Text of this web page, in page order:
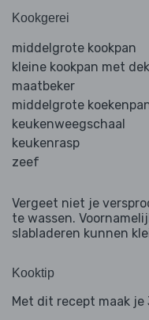
Kookgerei
middelgrote kookpan
kleine kookpan met
maatbeker
middelgrote
keukenweegschaal
keukenrasp
zeef
Vergeet niet je
te wassen.
slabladeren kunnen
Kooktip
Met dit recept maak je